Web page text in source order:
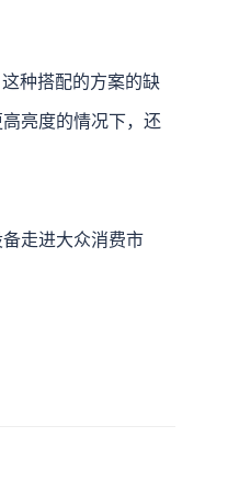
种搭配的方案的缺
亮度的情况下，还
走进大众消费市